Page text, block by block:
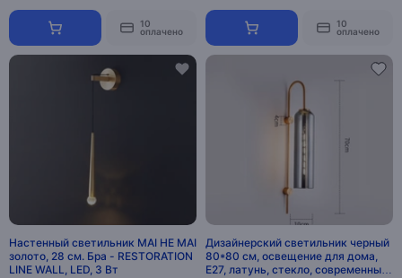
10
оплачено
10
оплачено
Настенный светильник MAI HE MAI
золото, 28 см. Бра - RESTORATION
LINE WALL, LED, 3 Вт
Дизайнерский светильник черный
80*80 см, освещение для дома,
E27, латунь, стекло, современный,